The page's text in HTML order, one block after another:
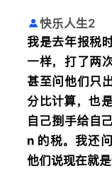
快乐人生2
我是去年报税
一样，打了两
甚至问他们只
分比计算，也
自己捯手给自
n 的税。我还
他们说现在就